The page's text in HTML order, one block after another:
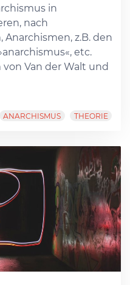
in
nach
Anarchismen, z.B. den
etc.
Van der Walt und
ANARCHISMUS THEORIE